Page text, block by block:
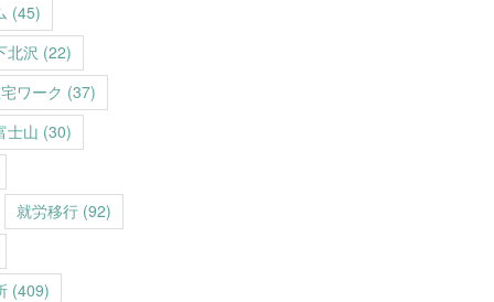
(45)
北沢 (22)
ワーク (37)
士山 (30)
就労移行 (92)
(409)